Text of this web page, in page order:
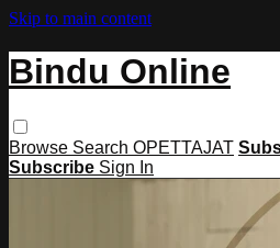
Skip to main content
Bindu Online
Browse Search OPETTAJAT
Subscribe Sign In